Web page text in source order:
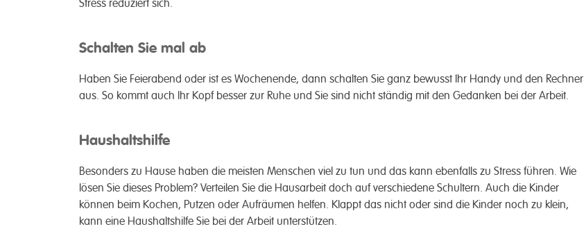
Stress reduziert sich.
Schalten Sie mal ab
Haben Sie Feierabend oder ist es Wochenende, dann schalten Sie ganz bewusst Ihr Handy und den Rechner
aus. So kommt auch Ihr Kopf besser zur Ruhe und Sie sind nicht ständig mit den Gedanken bei der Arbeit.
Haushaltshilfe
Besonders zu Hause haben die meisten Menschen viel zu tun und das kann ebenfalls zu Stress führen. Wie
lösen Sie dieses Problem? Verteilen Sie die Hausarbeit doch auf verschiedene Schultern. Auch die Kinder
können beim Kochen, Putzen oder Aufräumen helfen. Klappt das nicht oder sind die Kinder noch zu klein,
kann eine Haushaltshilfe Sie bei der Arbeit unterstützen.